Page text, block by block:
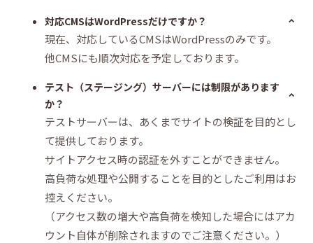
対応CMSはWordPressだけですか？
現在、対応しているCMSはWordPressのみです。
他CMSにも順次対応を予定しております。
テスト（ステージング）サーバーには制限があります
か？
テストサーバーは、あくまでサイトの検証を目的とし
て提供しております。
サイトアクセス時の認証を外すことができません。
高負荷な処理や公開することを目的としたご利用はお
控えください。
（アクセス数の増大や高負荷を検知した場合にはアカ
ウント自体が削除されますのでご注意ください。）